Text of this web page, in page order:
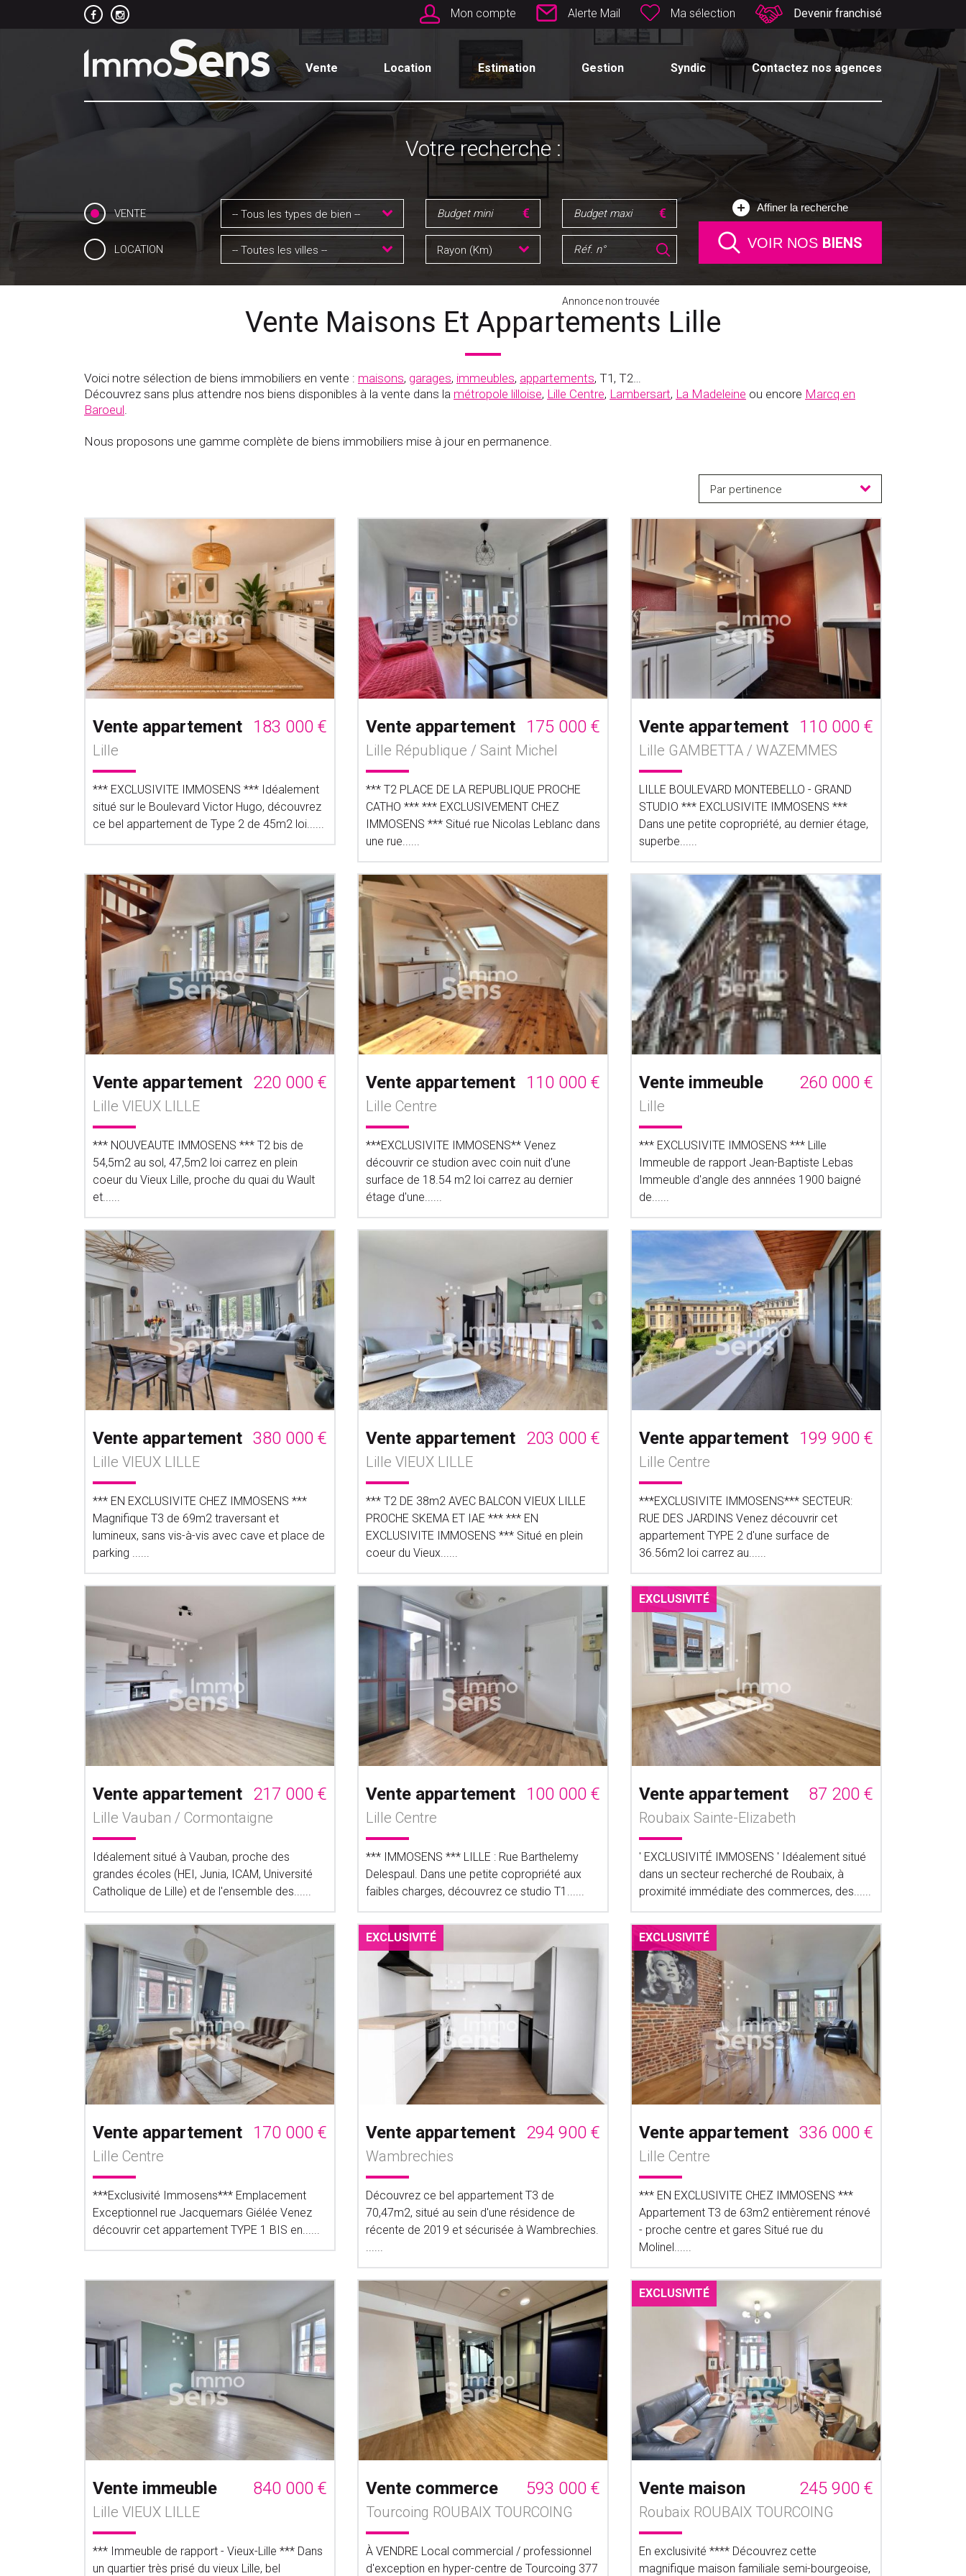
Mon compte Alerte Mail Ma sélection Devenir franchisé
Vente Location Estimation Gestion Syndic Contactez nos agences
Votre recherche :
VENTE
LOCATION
-- Tous les types de bien --
-- Toutes les villes -- Rayon (Km)
Annonce non trouvée
Affiner la recherche
VOIR NOS BIENS
Vente Maisons Et Appartements Lille
Voici notre sélection de biens immobiliers en vente : maisons, garages, immeubles, appartements, T1, T2…
Découvrez sans plus attendre nos biens disponibles à la vente dans la métropole lilloise, Lille Centre, Lambersart, La Madeleine ou encore Marcq en
Baroeul.
Nous proposons une gamme complète de biens immobiliers mise à jour en permanence.
Par pertinence
Vente appartement 183 000 €
Lille
*** EXCLUSIVITE IMMOSENS *** Idéalement
situé sur le Boulevard Victor Hugo, découvrez
ce bel appartement de Type 2 de 45m2 loi......
Vente appartement 175 000 €
Lille République / Saint Michel
*** T2 PLACE DE LA REPUBLIQUE PROCHE
CATHO *** *** EXCLUSIVEMENT CHEZ
IMMOSENS *** Situé rue Nicolas Leblanc dans
une rue......
Vente appartement 110 000 €
Lille GAMBETTA / WAZEMMES
LILLE BOULEVARD MONTEBELLO - GRAND
STUDIO *** EXCLUSIVITE IMMOSENS ***
Dans une petite copropriété, au dernier étage,
superbe......
Vente appartement 220 000 €
Lille VIEUX LILLE
*** NOUVEAUTE IMMOSENS *** T2 bis de
54,5m2 au sol, 47,5m2 loi carrez en plein
coeur du Vieux Lille, proche du quai du Wault
et......
Vente appartement 110 000 €
Lille Centre
***EXCLUSIVITE IMMOSENS** Venez
découvrir ce studion avec coin nuit d'une
surface de 18.54 m2 loi carrez au dernier
étage d'une......
Vente immeuble 260 000 €
Lille
*** EXCLUSIVITE IMMOSENS *** Lille
Immeuble de rapport Jean-Baptiste Lebas
Immeuble d'angle des annnées 1900 baigné
de......
Vente appartement 380 000 €
Lille VIEUX LILLE
*** EN EXCLUSIVITE CHEZ IMMOSENS ***
Magnifique T3 de 69m2 traversant et
lumineux, sans vis-à-vis avec cave et place de
parking ......
Vente appartement 203 000 €
Lille VIEUX LILLE
*** T2 DE 38m2 AVEC BALCON VIEUX LILLE
PROCHE SKEMA ET IAE *** *** EN
EXCLUSIVITE IMMOSENS *** Situé en plein
coeur du Vieux......
Vente appartement 199 900 €
Lille Centre
***EXCLUSIVITE IMMOSENS*** SECTEUR:
RUE DES JARDINS Venez découvrir cet
appartement TYPE 2 d'une surface de
36.56m2 loi carrez au......
Vente appartement 217 000 €
Lille Vauban / Cormontaigne
Idéalement situé à Vauban, proche des
grandes écoles (HEI, Junia, ICAM, Université
Catholique de Lille) et de l'ensemble des......
Vente appartement 100 000 €
Lille Centre
*** IMMOSENS *** LILLE : Rue Barthelemy
Delespaul. Dans une petite copropriété aux
faibles charges, découvrez ce studio T1......
EXCLUSIVITÉ
Vente appartement 87 200 €
Roubaix Sainte-Elizabeth
' EXCLUSIVITÉ IMMOSENS ' Idéalement situé
dans un secteur recherché de Roubaix, à
proximité immédiate des commerces, des......
Vente appartement 170 000 €
Lille Centre
***Exclusivité Immosens*** Emplacement
Exceptionnel rue Jacquemars Giélée Venez
découvrir cet appartement TYPE 1 BIS en......
EXCLUSIVITÉ
Vente appartement 294 900 €
Wambrechies
Découvrez ce bel appartement T3 de
70,47m2, situé au sein d'une résidence de
récente de 2019 et sécurisée à Wambrechies.
......
EXCLUSIVITÉ
Vente appartement 336 000 €
Lille Centre
*** EN EXCLUSIVITE CHEZ IMMOSENS ***
Appartement T3 de 63m2 entièrement rénové
- proche centre et gares Situé rue du
Molinel......
Vente immeuble 840 000 €
Lille VIEUX LILLE
*** Immeuble de rapport - Vieux-Lille *** Dans
un quartier très prisé du vieux Lille, bel
Vente commerce 593 000 €
Tourcoing ROUBAIX TOURCOING
À VENDRE Local commercial / professionnel
d'exception en hyper-centre de Tourcoing 377
EXCLUSIVITÉ
Vente maison 245 900 €
Roubaix ROUBAIX TOURCOING
En exclusivité **** Découvrez cette
magnifique maison familiale semi-bourgeoise,